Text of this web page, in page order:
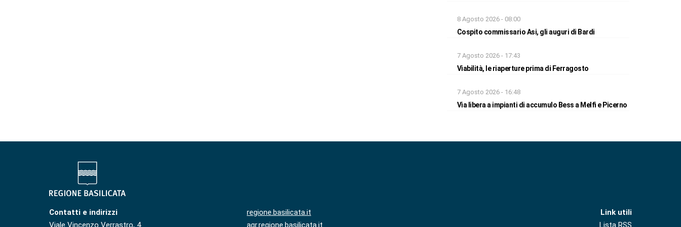
8 Agosto 2026 - 08:00
Cospito commissario Asi, gli auguri di Bardi
7 Agosto 2026 - 17:43
Viabilità, le riaperture prima di Ferragosto
7 Agosto 2026 - 16:48
Via libera a impianti di accumulo Bess a Melfi e Picerno
Contatti e indirizzi
Viale Vincenzo Verrastro, 4
regione.basilicata.it
agr.regione.basilicata.it
Link utili
Lista RSS